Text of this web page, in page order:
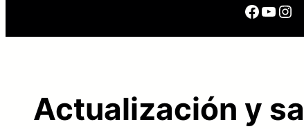
Actualización y